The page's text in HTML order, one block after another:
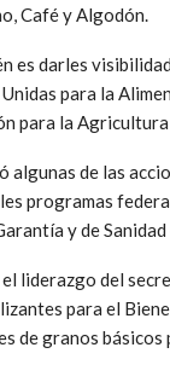
Café y Algodón.
es darles
para la
para la
algunas de las
programas
y de
liderazgo del
para el
de granos